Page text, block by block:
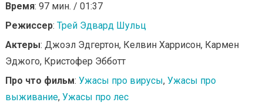
Время: 97 мин. / 01:37
Режиссер: Трей Эдвард Шульц
Актеры: Джоэл Эдгертон, Келвин Харрисон, Кармен
Эджого, Кристофер Эбботт
Про что фильм: Ужасы про вирусы, Ужасы про
выживание, Ужасы про лес